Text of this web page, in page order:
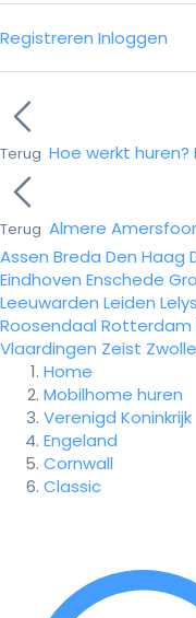
Registreren Inloggen
Terug Hoe werkt huren?
Terug Almere
Assen Breda Den Haag
Eindhoven Enschede
Leeuwarden Leiden
Roosendaal Rotterdam
Vlaardingen Zeist Zwolle
Home
Mobilhome huren
Verenigd Koninkrijk
Engeland
Cornwall
Classic